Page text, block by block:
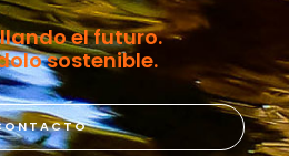
el futuro.
sostenible.